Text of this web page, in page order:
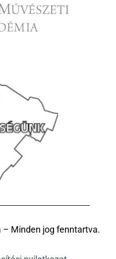
Minden jog fenntartva.